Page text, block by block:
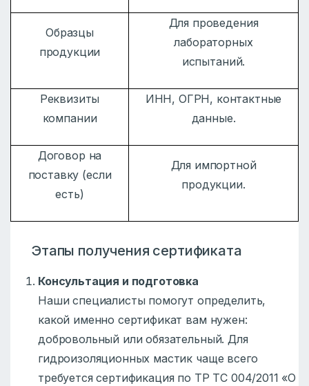
Образцы
продукции
Для проведения
лабораторных
испытаний.
Реквизиты
компании
ИНН, ОГРН, контактные
данные.
Договор на
поставку (если
есть)
Для импортной
продукции.
Этапы получения сертификата
Консультация и подготовка
Наши специалисты помогут определить,
какой именно сертификат вам нужен:
добровольный или обязательный. Для
гидроизоляционных мастик чаще всего
требуется сертификация по ТР ТС 004/2011 «О